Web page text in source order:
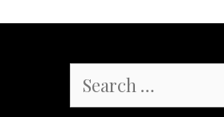
o
r
i
for: